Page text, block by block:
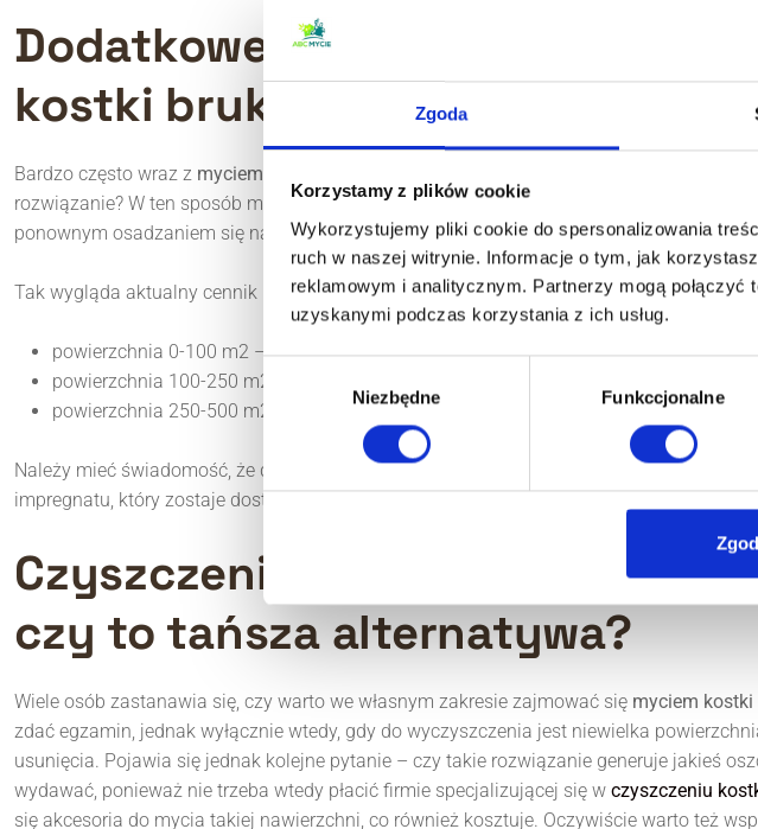
Zgoda
Korzystamy z plików cookie
Wykorzystujemy pliki cookie do spersonalizowania
ruch w naszej witrynie. Informacje o tym, jak
reklamowym i analitycznym. Partnerzy mogą
uzyskanymi podczas korzystania z ich usług.
Wybór
Niezbędne Funkccjonalne
Dodatkowe usługi związane z
kostki brukowej
Bardzo często wraz z myciem kostki brukowej
rozwiązanie? W ten sposób można nie tylko wyczyścić konkretną przestrzeń, ale również
ponownym osadzaniem się na niej zabrudzeń, wchłanianiem wody lub ścieraniem.
Tak wygląda aktualny cennik impregnacji bruku w ABC Mycie:
powierzchnia 0-100 m2 – koszt 4-7 zł/m2,
powierzchnia 100-250 m2 – koszt 3-6 zł/m2,
powierzchnia 250-500 m2 – koszt 3-5 zł/m2.
Należy mieć świadomość, że do ceny impregnacji kostki brukowej (wyliczanej na
impregnatu, który zostaje dostosowany do zapotrzebowania danej powierzchni.
Czyszczenie kostki brukowej
czy to tańsza alternatywa?
Wiele osób zastanawia się, czy warto we własnym zakresie zajmować się myciem kostki
zdać egzamin, jednak wyłącznie wtedy, gdy do wyczyszczenia jest niewielka
usunięcia. Pojawia się jednak kolejne pytanie – czy takie rozwiązanie generuje jakieś
wydawać, ponieważ nie trzeba wtedy płacić firmie specjalizującej się w czyszczeniu
się akcesoria do mycia takiej nawierzchni, co również kosztuje. Oczywiście warto też